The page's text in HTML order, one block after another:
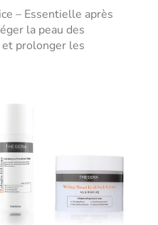
– Essentielle après
la peau des
prolonger les